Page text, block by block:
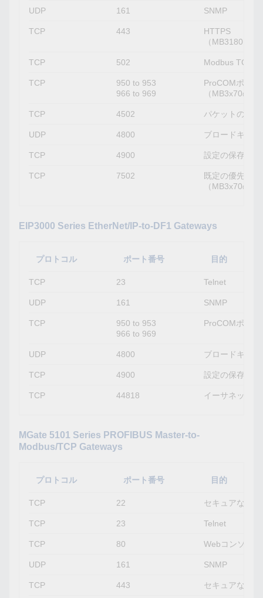
UDP 161 SNMP
TCP 443
HTTPS
（MB3180を除
TCP 502 Modbus TCPポ
TCP
950 to 953
966 to 969
ProCOMポート
（MB3x70の
TCP 4502 パケットの監視
UDP 4800 ブロードキャ
TCP 4900 設定の保存、
TCP 7502
既定の優先度
（MB3x70の
EIP3000 Series EtherNet/IP-to-DF1 Gateways
プロトコル ポート番号 目的
TCP 23 Telnet
UDP 161 SNMP
TCP
950 to 953
966 to 969
ProCOMポート
UDP 4800 ブロードキャ
TCP 4900 設定の保存、
TCP 44818 イーサネット/
MGate 5101 Series PROFIBUS Master-to-
Modbus/TCP Gateways
プロトコル ポート番号 目的
TCP 22 セキュアな
TCP 23 Telnet
TCP 80 Webコンソー
UDP 161 SNMP
TCP 443 セキュアな